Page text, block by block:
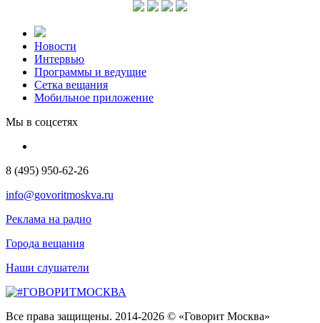
Новости
Интервью
Программы и ведущие
Сетка вещания
Мобильное приложение
Мы в соцсетях
8 (495) 950-62-26
info@govoritmoskva.ru
Реклама на радио
Города вещания
Наши слушатели
Все права защищены. 2014-2026 © «Говорит Москва»